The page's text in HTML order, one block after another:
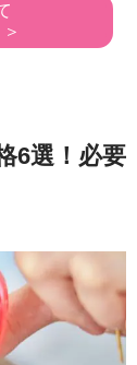
6選！必要